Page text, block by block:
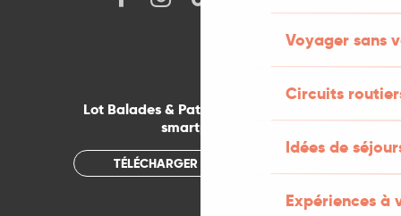
Voyager sans
Circuits
Idées de
Expériences à
Lot Balades & Patrimoines sur votre
smartphone
TÉLÉCHARGER L'APPLICATION